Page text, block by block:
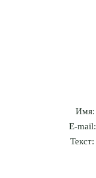
Имя:
E-mail:
Текст: